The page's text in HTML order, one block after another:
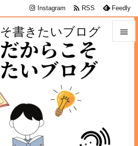
書きたいブログ 
Instagram  RSS Feedly